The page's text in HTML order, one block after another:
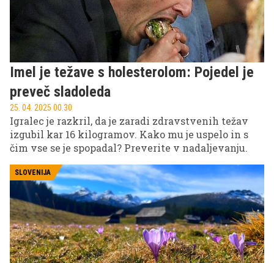
Imel je težave s holesterolom: Pojedel je
preveč sladoleda
25. 04. 2025 00.30
Igralec je razkril, da je zaradi zdravstvenih težav
izgubil kar 16 kilogramov. Kako mu je uspelo in s
čim vse se je spopadal? Preverite v nadaljevanju.
SLOVENIJA